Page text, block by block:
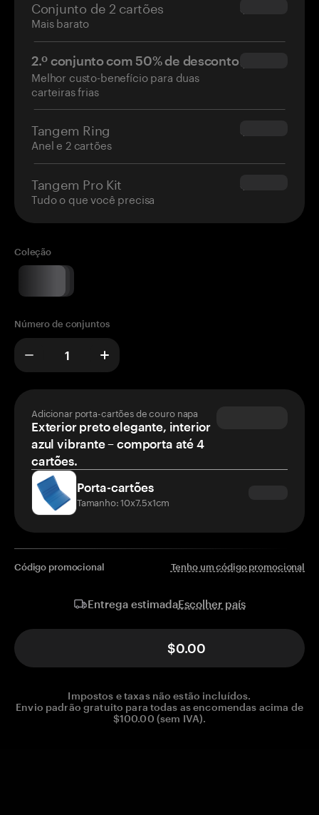
Conjunto de 2 cartões
Mais barato
$54.90
2.º conjunto com 50% de desconto
Melhor custo-benefício para duas
carteiras frias
$34.95
Tangem Ring
Anel e 2 cartões
$160.00
Tangem Pro Kit
Tudo o que você precisa
$180.00
Coleção
Número de conjuntos
Adicionar porta-cartões de couro napa
Exterior preto elegante, interior
azul vibrante – comporta até 4
cartões.
Porta-cartões
Tamanho: 10x7.5x1cm
Código promocional Tenho um código promocional
Entrega estimadaEscolher país
$0.00
Impostos e taxas não estão incluídos.
Envio padrão gratuito para todas as encomendas acima de
$100.00 (sem IVA).